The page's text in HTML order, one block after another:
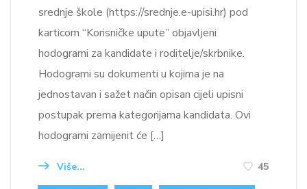
srednje škole (https://srednje.e-upisi.hr) pod
karticom “Korisničke upute” objavljeni
hodogrami za kandidate i roditelje/skrbnike.
Hodogrami su dokumenti u kojima je na
jednostavan i sažet način opisan cijeli upisni
postupak prema kategorijama kandidata. Ovi
hodogrami zamijenit će […]
Više... 45